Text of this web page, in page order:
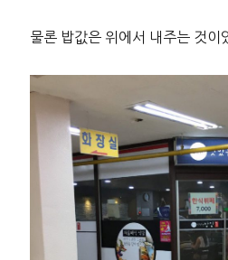
물론 밥값은 위에서 내주는 것이